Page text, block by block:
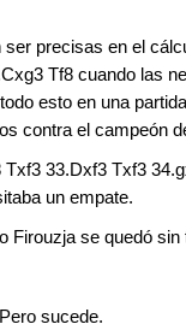
precisas en el
Tf8 cuando las
esto en una
contra el campeón
33.Dxf3 Txf3
un empate.
Firouzja se quedó sin
sucede.